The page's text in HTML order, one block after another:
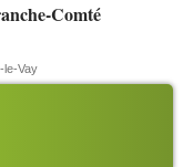
Comté
le-Vay